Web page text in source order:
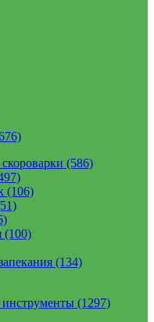
(586)
(106)
(100)
(134)
(1297)